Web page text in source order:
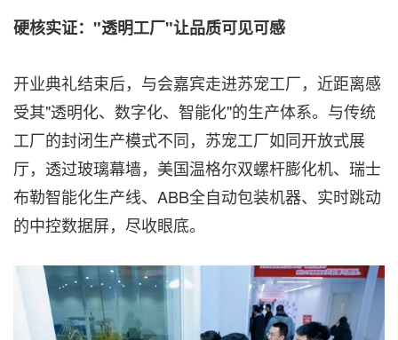
硬核实证："透明工厂"让品质可见可感
开业典礼结束后，与会嘉宾走进苏宠工厂，近距离感
受其"透明化、数字化、智能化"的生产体系。与传统
工厂的封闭生产模式不同，苏宠工厂如同开放式展
厅，透过玻璃幕墙，美国温格尔双螺杆膨化机、瑞士
布勒智能化生产线、ABB全自动包装机器、实时跳动
的中控数据屏，尽收眼底。